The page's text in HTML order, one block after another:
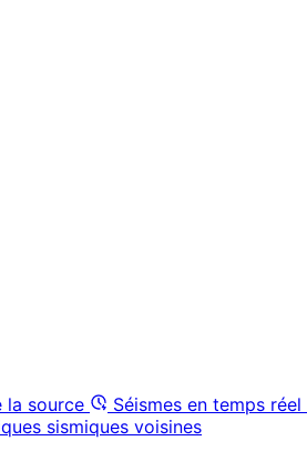
la source Séismes en temps réel
sismiques voisines